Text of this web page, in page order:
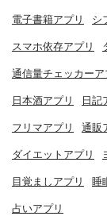
電子書籍アプリ シ
スマホ依存アプリ
通信量チェッカーア
日本酒アプリ 日記
フリマアプリ 通販
ダイエットアプリ
目覚ましアプリ 睡
占いアプリ